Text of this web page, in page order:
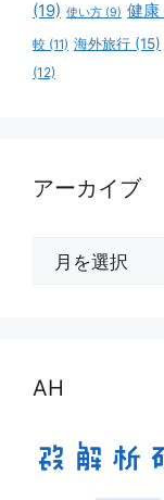
(19) 使い方 (9) 健康
較 (11) 海外旅行 (15)
(12)
アーカイブ
AH